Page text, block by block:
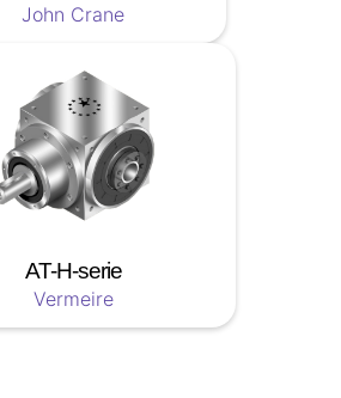
John Crane
AT-H-serie
Vermeire